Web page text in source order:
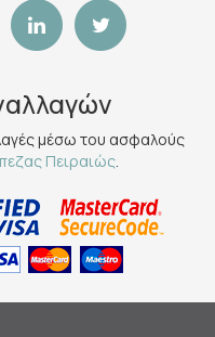
μέσω του ασφαλούς
Πειραιώς.